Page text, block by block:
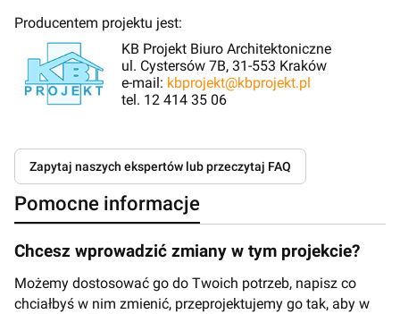
Producentem projektu jest:
KB Projekt Biuro Architektoniczne
ul. Cystersów 7B, 31-553 Kraków
e-mail: kbprojekt@kbprojekt.pl
tel. 12 414 35 06
Zapytaj naszych ekspertów lub przeczytaj FAQ
Pomocne informacje
Chcesz wprowadzić zmiany w tym projekcie?
Możemy dostosować go do Twoich potrzeb, napisz co
chciałbyś w nim zmienić, przeprojektujemy go tak, aby w